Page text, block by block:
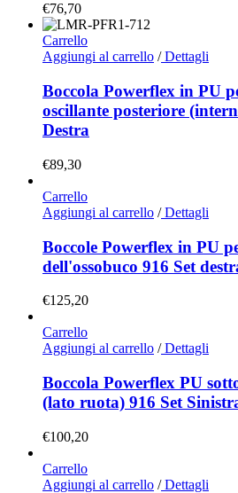
€76,70
Carrello
Aggiungi al carrello /Dettagli
Boccola Powerflex in PU
oscillante posteriore
Destra
€89,30
Carrello
Aggiungi al carrello /Dettagli
Boccole Powerflex in PU
dell'ossobuco 916 Set
€125,20
Carrello
Aggiungi al carrello /Dettagli
Boccola Powerflex PU
(lato ruota) 916 Set
€100,20
Carrello
Aggiungi al carrello /Dettagli